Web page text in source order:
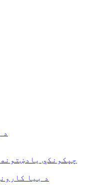
د
چپکونکي
د بیا